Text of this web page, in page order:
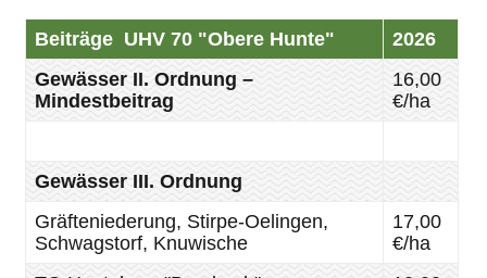
Beiträge UHV 70 "Obere Hunte"
2026
Gewässer II. Ordnung –
Mindestbeitrag
16,00
€/ha
Gewässer III. Ordnung
Gräfteniederung, Stirpe-Oelingen,
Schwagstorf, Knuwische
17,00
€/ha